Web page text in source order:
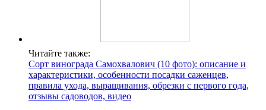
Читайте также:
Сорт винограда Самохвалович (10 фото): описание и
характеристики, особенности посадки саженцев,
правила ухода, выращивания, обрезки с первого года,
отзывы садоводов, видео